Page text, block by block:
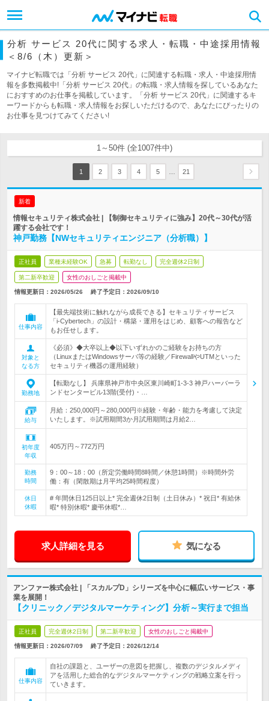
分析 サービス 20代に関する求人・転職・中途採用情報
＜8/6（木）更新＞
マイナビ転職では「分析 サービス 20代」に関連する転職・求人・中途採用情
報を多数掲載中!「分析 サービス 20代」の転職・求人情報を探しているあなた
におすすめのお仕事を掲載しています。「分析 サービス 20代」に関連するキ
ーワードからも転職・求人情報をお探しいただけるので、あなたにぴったりの
お仕事を見つけてみてください!
1～50件 (全1007件中)
1 2 3 4 5 21
新着
情報セキュリティ株式会社 | 【制御セキュリティに強み】20代～30代が活
躍する会社です！
神戸勤務【NWセキュリティエンジニア（分析職）】
正社員 業種未経験OK 急募 転勤なし 完全週休2日制
第二新卒歓迎 女性のおしごと掲載中
情報更新日：2026/05/26 終了予定日： 2026/09/10
仕事内容
【最先端技術に触れながら成長できる】セキュリティサービス
「i-Cybertech」の設計・構築・運用をはじめ、顧客への報告など
もお任せします。
対象と
なる方
《必須》◆大卒以上◆以下いずれかのご経験をお持ちの方
（LinuxまたはWindowsサーバ等の経験／FirewallやUTMといった
セキュリティ機器の運用経験）
勤務地
【転勤なし】 兵庫県神戸市中央区東川崎町1-3-3 神戸ハーバーラ
ンドセンタービル13階(受付)・…
給与
月給：250,000円～280,000円※経験・年齢・能力を考慮して決定
いたします。※試用期間3か月試用期間は月給2…
初年度
年収
405万円～772万円
勤務
時間
9：00～18：00（所定労働時間8時間／休憩1時間）※時間外労
働：有（閑散期は月平均25時間程度）
休日
休暇
# 年間休日125日以上* 完全週休2日制（土日休み）* 祝日* 有給休
暇* 特別休暇* 慶弔休暇*…
求人詳細を見る 気になる
アンファー株式会社 | 「スカルプD」シリーズを中心に幅広いサービス・事
業を展開！
【クリニック／デジタルマーケティング】分析～実行まで担当
正社員 完全週休2日制 第二新卒歓迎 女性のおしごと掲載中
情報更新日：2026/07/09 終了予定日： 2026/12/14
仕事内容
自社の課題と、ユーザーの意図を把握し、複数のデジタルメディ
アを活用した総合的なデジタルマーケティングの戦略立案を行っ
ていきます。